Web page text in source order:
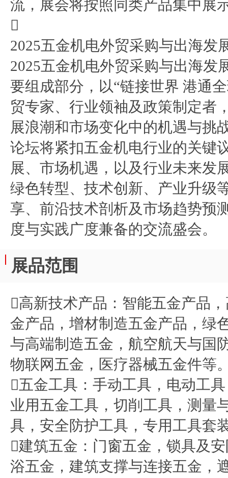
流，展会将按照同类产品集中展

2025五金机电外贸采购与出海发
2025五金机电外贸采购与出海发
要组成部分，以“链接世界 港通
贸专家、行业领袖及政策制定者
展浪潮和市场变化中的机遇与挑
论坛将紧扣五金机电行业的关键
展、市场机遇，以及行业未来发
绿色转型、技术创新、产业升级
享、前沿技术剖析及市场趋势预
度与实践广度兼备的交流盛会。
展品范围
高新技术产品：智能五金产品
金产品，增材制造五金产品，绿
与高端制造五金，航空航天与国
物联网五金，医疗器械五金件等
五金工具：手动工具，电动工
业用五金工具，切削工具，测量
具，安全防护工具，专用工具套
建筑五金：门窗五金，锁具及
浴五金，建筑支撑与连接五金，